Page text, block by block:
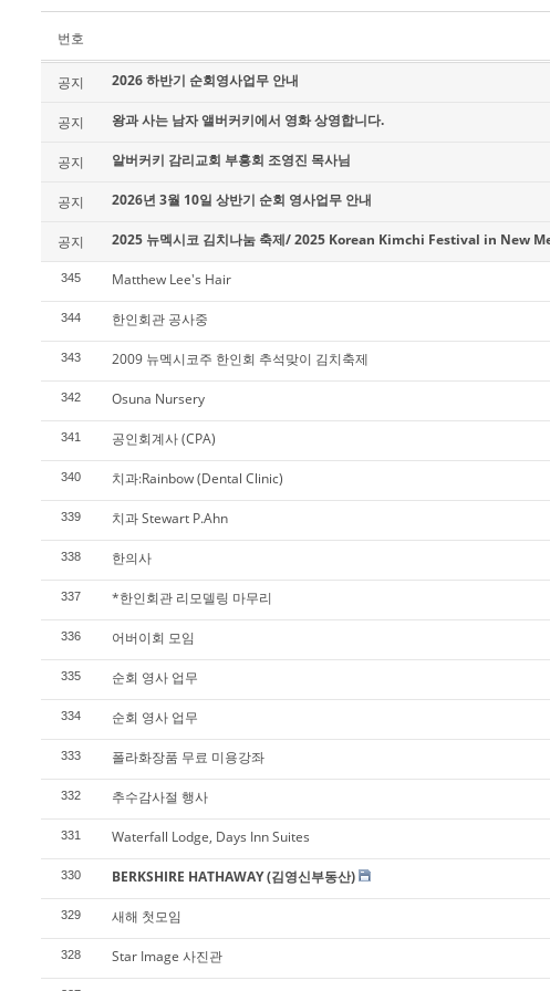
번호
공지 2026 하반기 순회영사업무 안내
공지 왕과 사는 남자 앨버커키에서 영화 상영합니다.
공지 알버커키 감리교회 부흥회 조영진 목사님
공지 2026년 3월 10일 상반기 순회 영사업무 안내
공지 2025 뉴멕시코 김치나눔 축제/ 2025 Korean Kimchi Festival in New
345 Matthew Lee's Hair
344 한인회관 공사중
343 2009 뉴멕시코주 한인회 추석맞이 김치축제
342 Osuna Nursery
341 공인회계사 (CPA)
340 치과:Rainbow (Dental Clinic)
339 치과 Stewart P.Ahn
338 한의사
337 *한인회관 리모델링 마무리
336 어버이회 모임
335 순회 영사 업무
334 순회 영사 업무
333 폴라화장품 무료 미용강좌
332 추수감사절 행사
331 Waterfall Lodge, Days Inn Suites
330 BERKSHIRE HATHAWAY (김영신부동산)
329 새해 첫모임
328 Star Image 사진관